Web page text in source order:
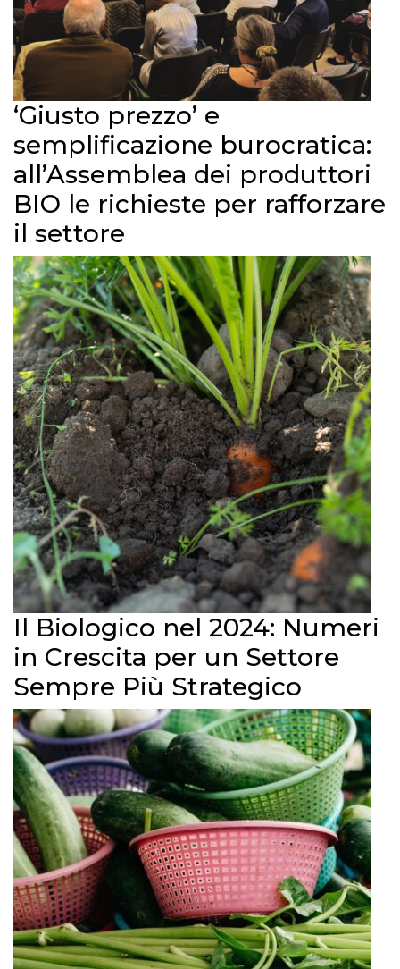
‘Giusto prezzo’ e
semplificazione burocratica:
all’Assemblea dei produttori
BIO le richieste per rafforzare
il settore
Il Biologico nel 2024: Numeri
in Crescita per un Settore
Sempre Più Strategico